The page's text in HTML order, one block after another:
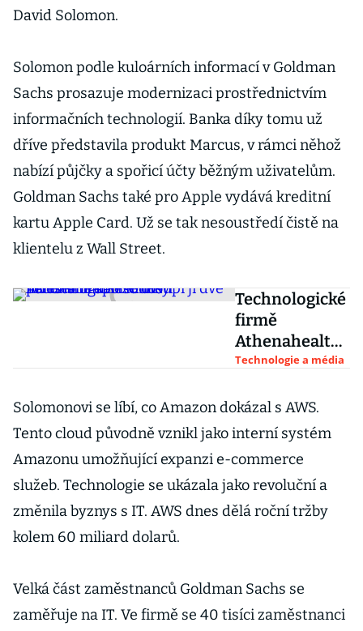
David Solomon.
Solomon podle kuloárních informací v Goldman
Sachs prosazuje modernizaci prostřednictvím
informačních technologií. Banka díky tomu už
dříve představila produkt Marcus, v rámci něhož
nabízí půjčky a spořicí účty běžným uživatelům.
Goldman Sachs také pro Apple vydává kreditní
kartu Apple Card. Už se tak nesoustředí čistě na
klientelu z Wall Street.
Technologické
firmě
Athenahealth
se díky
Odkoupí jí dvě
investiční
společnosti
Technologie a média
Solomonovi se líbí, co Amazon dokázal s AWS.
Tento cloud původně vznikl jako interní systém
Amazonu umožňující expanzi e-commerce
služeb. Technologie se ukázala jako revoluční a
změnila byznys s IT. AWS dnes dělá roční tržby
kolem 60 miliard dolarů.
Velká část zaměstnanců Goldman Sachs se
zaměřuje na IT. Ve firmě se 40 tisíci zaměstnanci